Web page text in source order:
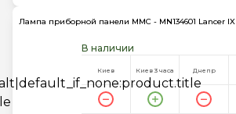
Лампа приборной панели MMC - MN134601 Lancer IX
В наличии
Киев Киев 3 часа Днепр